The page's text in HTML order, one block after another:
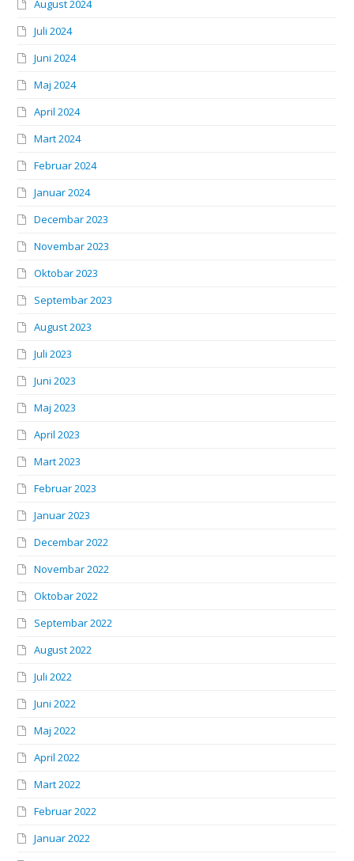
August 2024
Juli 2024
Juni 2024
Maj 2024
April 2024
Mart 2024
Februar 2024
Januar 2024
Decembar 2023
Novembar 2023
Oktobar 2023
Septembar 2023
August 2023
Juli 2023
Juni 2023
Maj 2023
April 2023
Mart 2023
Februar 2023
Januar 2023
Decembar 2022
Novembar 2022
Oktobar 2022
Septembar 2022
August 2022
Juli 2022
Juni 2022
Maj 2022
April 2022
Mart 2022
Februar 2022
Januar 2022